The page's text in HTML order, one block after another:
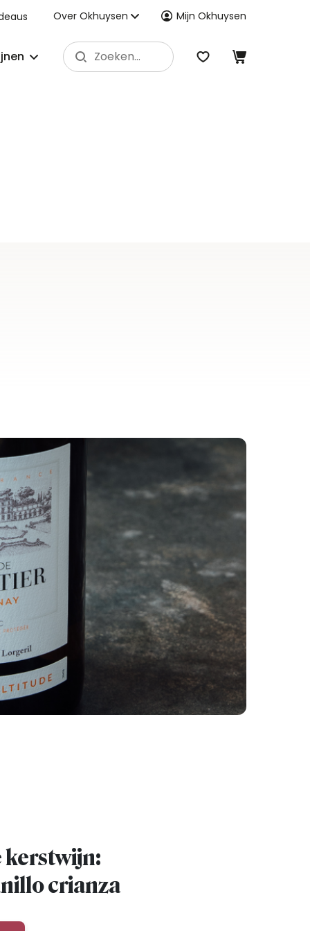
Over Okhuysen Mijn Okhuysen
kerstwijn:
crianza